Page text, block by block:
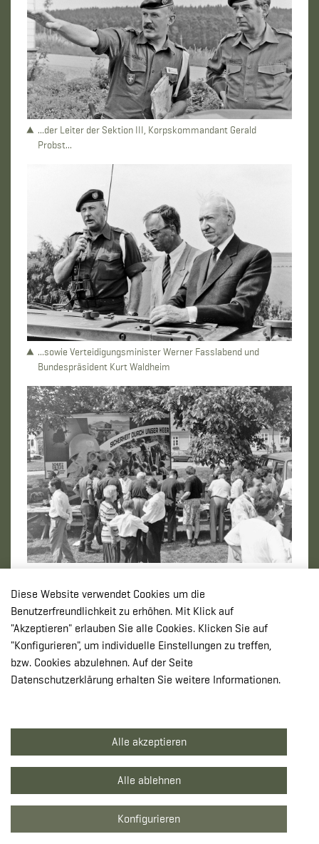
...der Leiter der Sektion III, Korpskommandant Gerald
Probst...
...sowie Verteidigungsminister Werner Fasslabend und
Bundespräsident Kurt Waldheim
Diese Website verwendet Cookies um die
Benutzerfreundlichkeit zu erhöhen. Mit Klick auf
"Akzeptieren" erlauben Sie alle Cookies. Klicken Sie auf
"Konfigurieren", um individuelle Einstellungen zu treffen,
bzw. Cookies abzulehnen. Auf der Seite
Datenschutzerklärung erhalten Sie weitere Informationen.
Alle akzeptieren
Alle ablehnen
Konfigurieren